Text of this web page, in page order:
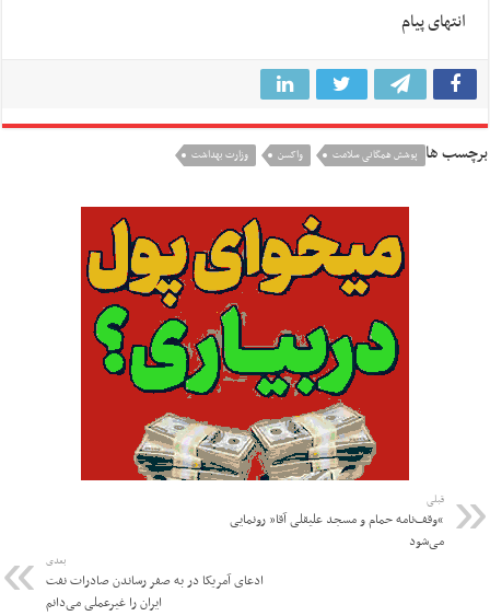
انتهای پیام
برچسب ها پوشش همگانی سلامت واکسن وزارت بهداشت
قبلی
“وقف‌نامه حمام و مسجد علیقلی آقا” رونمایی
می‌شود
بعدی
ادعای آمریکا ‌در به صفر رساندن صادرات نفت
ایران را ‌غیرعملی می‌دانم